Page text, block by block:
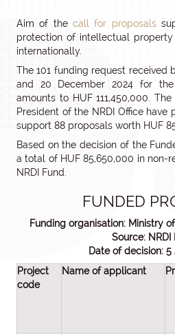
Aim of the call for proposals
protection of intellectual
internationally.
The 101 funding request received
and 20 December 2024 for the
amounts to HUF 111,450,000.
President of the NRDI Office
support 88 proposals worth HUF
Based on the decision of the
a total of HUF 85,650,000 in non-
NRDI Fund.
FUNDED
Funding organisation: Ministry
Source: NRDI
Date of decision: 5
Project
code
Name of applicant